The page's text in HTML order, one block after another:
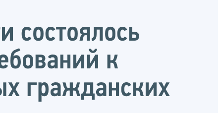
состоялось
к
гражданских